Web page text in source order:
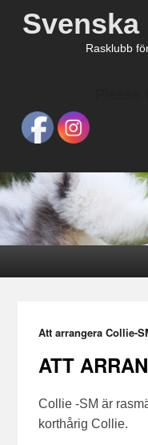
Rasklubb
Att arrangera Collie-
ATT
Collie -SM är
korthårig Collie.